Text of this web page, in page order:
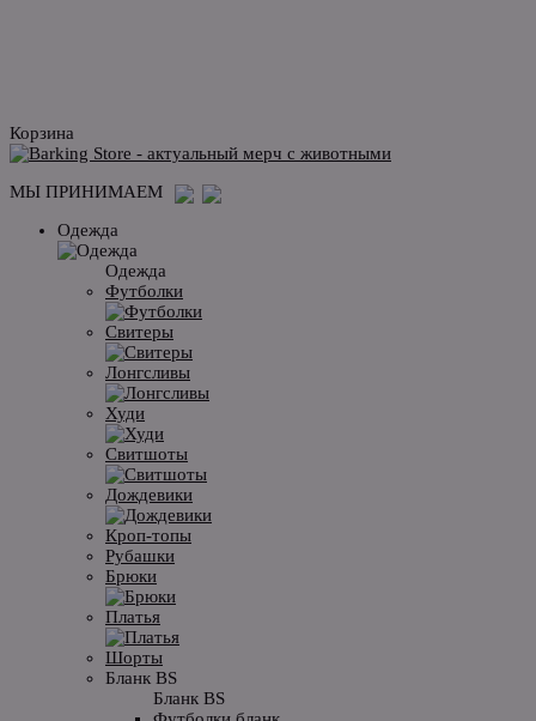
Корзина
МЫ ПРИНИМАЕМ
Одежда
Одежда
Футболки
Свитеры
Лонгсливы
Худи
Свитшоты
Дождевики
Кроп-топы
Рубашки
Брюки
Платья
Шорты
Бланк BS
Бланк BS